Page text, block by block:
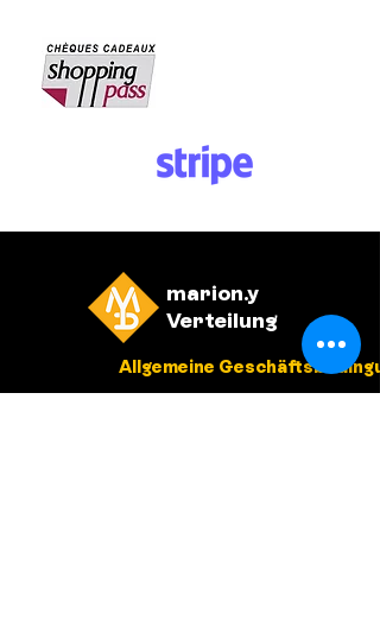
marion.y
Verteilung
Allgemeine